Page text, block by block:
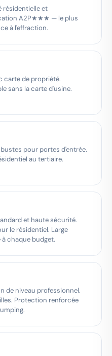
résidentielle et
A2P★★★ — le plus
à l'effraction.
carte de propriété.
sans la carte d'usine.
pour portes d'entrée.
au tertiaire.
et haute sécurité.
le résidentiel. Large
chaque budget.
de niveau professionnel.
Protection renforcée